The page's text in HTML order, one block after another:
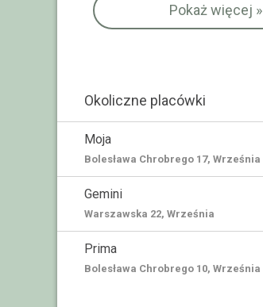
Pokaż więcej »
Okoliczne placówki
Moja
Bolesława Chrobrego 17, Września
Gemini
Warszawska 22, Września
Prima
Bolesława Chrobrego 10, Września